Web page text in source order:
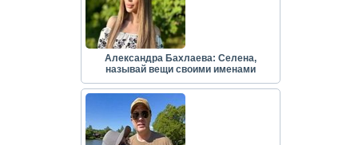
Александра Бахлаева: Селена,
называй вещи своими именами